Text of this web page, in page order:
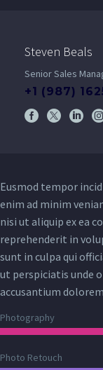
Steven Beals
Senior Sales
+1 (987)
Eusmod tempor
enim ad minim
nisi ut aliquip ex ea
reprehenderit in
sunt in culpa qui
ut perspiciatis unde
accusantium
Photography
Photo Retouch